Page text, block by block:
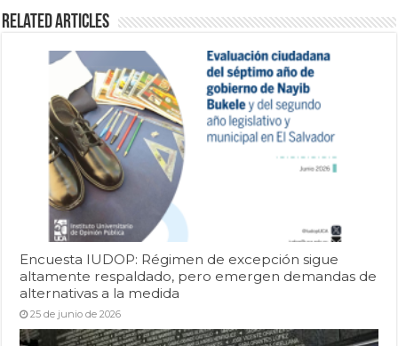
Related Articles
Encuesta IUDOP: Régimen de excepción sigue
altamente respaldado, pero emergen demandas de
alternativas a la medida
25 de junio de 2026